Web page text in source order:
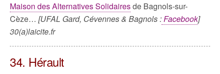
Maison des Alternatives Solidairesde Bagnols-sur-
Cèze… [UFAL Gard, Cévennes & Bagnols :Facebook]
30(a)laicite.fr
34. Hérault